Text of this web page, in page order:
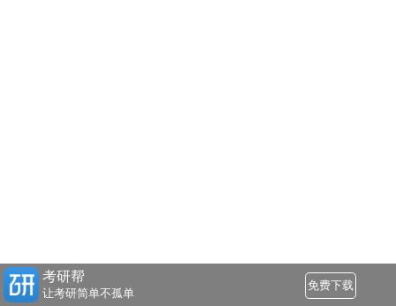
考研帮
让考研简单不孤单
免费下载